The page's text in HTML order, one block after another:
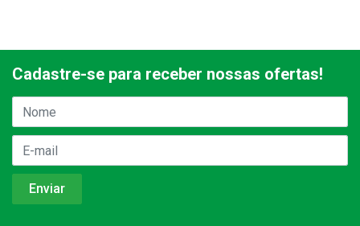
Cadastre-se para receber nossas ofertas!